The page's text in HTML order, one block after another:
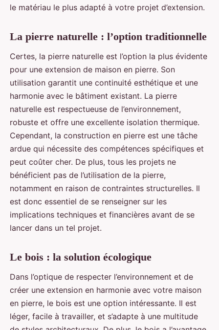
le matériau le plus adapté à votre projet d’extension.
La pierre naturelle : l’option traditionnelle
Certes, la pierre naturelle est l’option la plus évidente
pour une extension de maison en pierre. Son
utilisation garantit une continuité esthétique et une
harmonie avec le bâtiment existant. La pierre
naturelle est respectueuse de l’environnement,
robuste et offre une excellente isolation thermique.
Cependant, la construction en pierre est une tâche
ardue qui nécessite des compétences spécifiques et
peut coûter cher. De plus, tous les projets ne
bénéficient pas de l’utilisation de la pierre,
notamment en raison de contraintes structurelles. Il
est donc essentiel de se renseigner sur les
implications techniques et financières avant de se
lancer dans un tel projet.
Le bois : la solution écologique
Dans l’optique de respecter l’environnement et de
créer une extension en harmonie avec votre maison
en pierre, le bois est une option intéressante. Il est
léger, facile à travailler, et s’adapte à une multitude